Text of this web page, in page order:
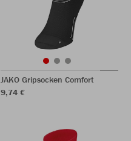
JAKO Gripsocken Comfort
9,74 €